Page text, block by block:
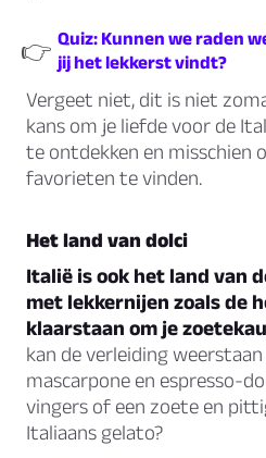
👉 Quiz: Kunnen we raden
jij het lekkerst vindt?
Vergeet niet, dit is niet
kans om je liefde voor de
te ontdekken en misschien
favorieten te vinden.
Het land van dolci
Italië is ook het land van
met lekkernijen zoals de
klaarstaan om je
kan de verleiding
mascarpone en espresso-
vingers of een zoete en
Italiaans gelato?